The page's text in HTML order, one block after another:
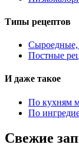
Типы рецептов
Сыроедные,
Постные
И даже такое
По кухням
По
Свежие